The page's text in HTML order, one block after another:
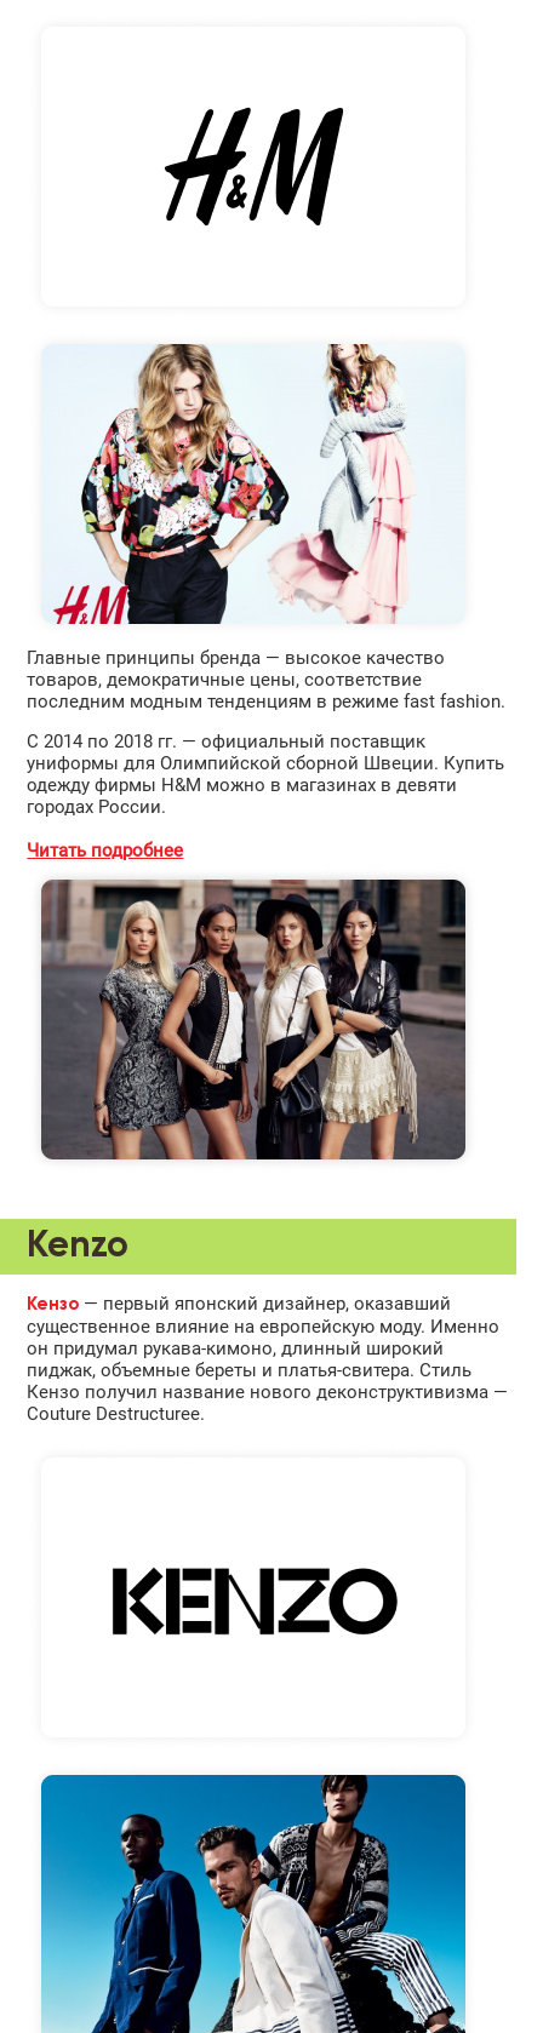
Главные принципы бренда — высокое качество
товаров, демократичные цены, соответствие
последним модным тенденциям в режиме fast fashion.
С 2014 по 2018 гг. — официальный поставщик
униформы для Олимпийской сборной Швеции. Купить
одежду фирмы H&M можно в магазинах в девяти
городах России.
Читать подробнее
Kenzo
Кензо — первый японский дизайнер, оказавший
существенное влияние на европейскую моду. Именно
он придумал рукава-кимоно, длинный широкий
пиджак, объемные береты и платья-свитера. Стиль
Кензо получил название нового деконструктивизма —
Couture Destructuree.